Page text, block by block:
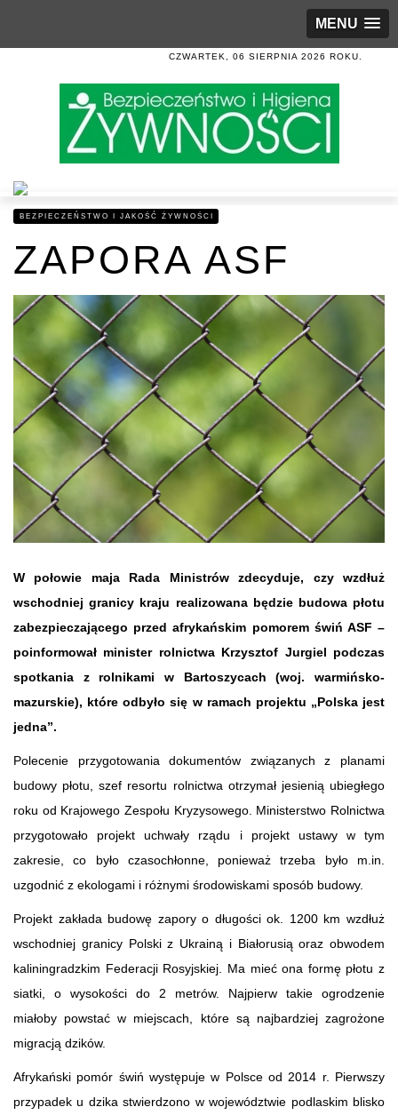
MENU
CZWARTEK, 06 SIERPNIA 2026 ROKU.
BEZPIECZEŃSTWO I JAKOŚĆ ŻYWNOŚCI
ZAPORA ASF
W połowie maja Rada Ministrów zdecyduje, czy wzdłuż
wschodniej granicy kraju realizowana będzie budowa płotu
zabezpieczającego przed afrykańskim pomorem świń ASF –
poinformował minister rolnictwa Krzysztof Jurgiel podczas
spotkania z rolnikami w Bartoszycach (woj. warmińsko-
mazurskie), które odbyło się w ramach projektu „Polska jest
jedna”.
Polecenie przygotowania dokumentów związanych z planami
budowy płotu, szef resortu rolnictwa otrzymał jesienią ubiegłego
roku od Krajowego Zespołu Kryzysowego. Ministerstwo Rolnictwa
przygotowało projekt uchwały rządu i projekt ustawy w tym
zakresie, co było czasochłonne, ponieważ trzeba było m.in.
uzgodnić z ekologami i różnymi środowiskami sposób budowy.
Projekt zakłada budowę zapory o długości ok. 1200 km wzdłuż
wschodniej granicy Polski z Ukrainą i Białorusią oraz obwodem
kaliningradzkim Federacji Rosyjskiej. Ma mieć ona formę płotu z
siatki, o wysokości do 2 metrów. Najpierw takie ogrodzenie
miałoby powstać w miejscach, które są najbardziej zagrożone
migracją dzików.
Afrykański pomór świń występuje w Polsce od 2014 r. Pierwszy
przypadek u dzika stwierdzono w województwie podlaskim blisko